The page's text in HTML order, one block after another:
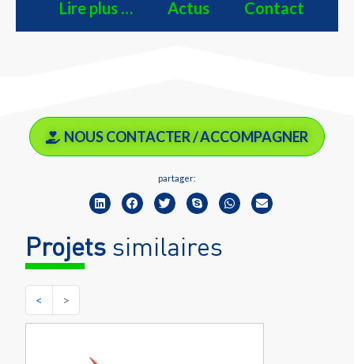
Lire plus … Actus Contact
NOUS CONTACTER / ACCOMPAGNER
partager:
Projets similaires
< >